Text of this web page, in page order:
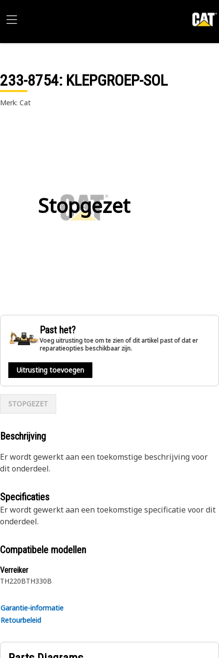
233-8754: KLEPGROEP-SOL
Merk: Cat
Stopgezet
Past het?
Voeg uitrusting toe om te zien of dit artikel past of dat er
reparatieopties beschikbaar zijn.
Uitrusting toevoegen
STOPGEZET
Beschrijving
Er wordt gewerkt aan een toekomstige beschrijving voor
dit onderdeel.
Specificaties
Er wordt gewerkt aan een toekomstige specificatie voor dit
onderdeel.
Compatibele modellen
Verreiker
TH220BTH330B
Garantie-informatie
Retourbeleid